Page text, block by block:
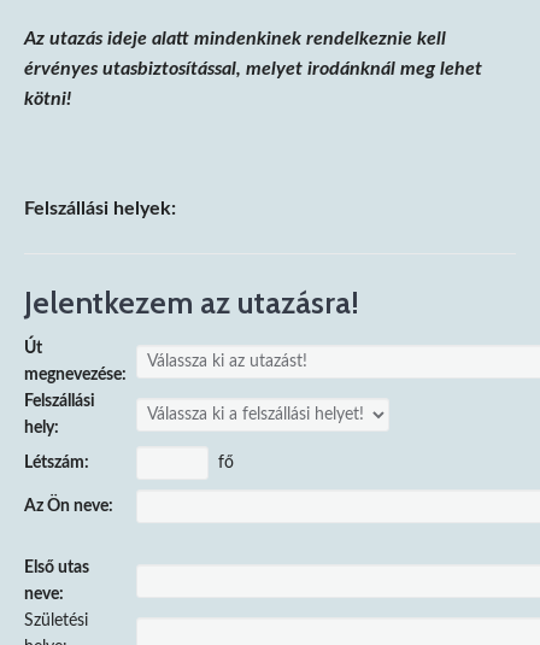
Az utazás ideje alatt mindenkinek rendelkeznie kell
érvényes utasbiztosítással, melyet irodánknál meg lehet
kötni!
Felszállási helyek:
Jelentkezem az utazásra!
Út
megnevezése:
Felszállási
hely:
Létszám: fő
Az Ön neve:
Első utas
neve:
Születési